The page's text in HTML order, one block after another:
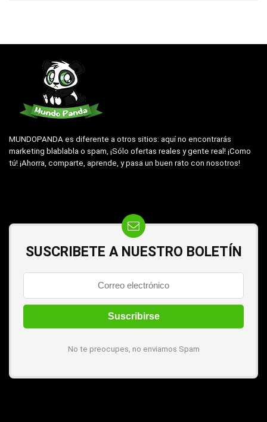
MUNDOPANDA es diferente a otros sitios: aquí no encontrarás
marketing blablabla o spam, ¡Sólo ofertas reales y gente real! ¡Como
tú! ¡Ahorra, comparte, aprende, y pasa un buen rato con nosotros!
SUSCRIBETE A NUESTRO BOLETÍN
No te preocupes, no enviamos Spam